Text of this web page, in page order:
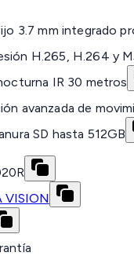
3.7 mm integrado
H.265, H.264 y
IR 30 metros
avanzada de
SD hasta 512GB
VISION